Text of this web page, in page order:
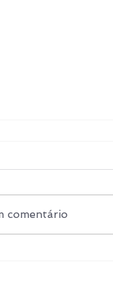
comentário